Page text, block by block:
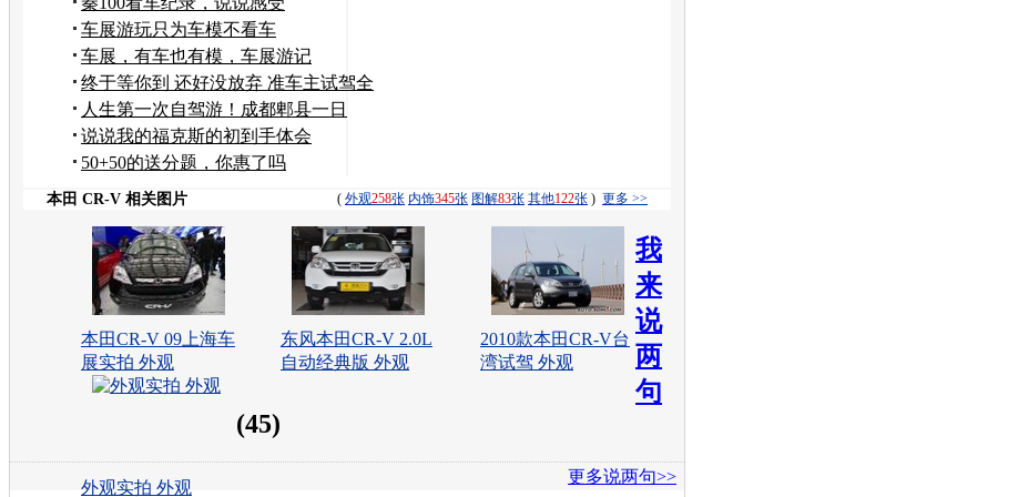
车展游玩只为车模不看车
车展，有车也有模，车展游记
终于等你到 还好没放弃 准车主试驾全
新悦动
人生第一次自驾游！成都郫县一日
游！求各位前辈关注
说说我的福克斯的初到手体会
50+50的送分题，你惠了吗
( 外观258张 内饰345张 图解83张 其他122张 ) 更多 >>
本田 CR-V 相关图片
本田CR-V 09上海车
展实拍 外观
东风本田CR-V 2.0L
自动经典版 外观
2010款本田CR-V台
湾试驾 外观
外观实拍 外观
我
来
说
两
句
(45)
更多说两句>>